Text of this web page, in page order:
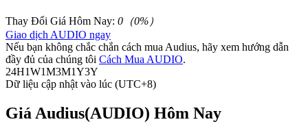
USDT Futures
Thay Đổi Giá Hôm Nay: 0 （0%）
Giao dịch AUDIO ngay
Nếu bạn không chắc chắn cách mua Audius, hãy xem hướng dẫn
đầy đủ của chúng tôi Cách Mua AUDIO.
24H1W1M3M1Y3Y
Dữ liệu cập nhật vào lúc (UTC+8)
Giá Audius(AUDIO) Hôm Nay